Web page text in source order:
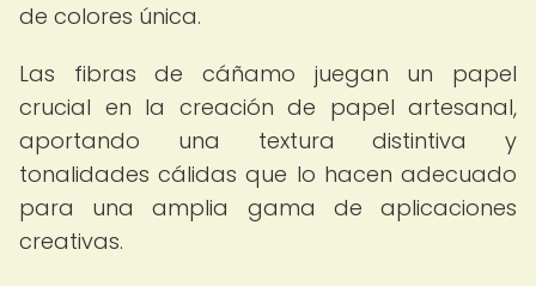
de colores única.
Las fibras de cáñamo juegan un papel
crucial en la creación de papel artesanal,
aportando una textura distintiva y
tonalidades cálidas que lo hacen adecuado
para una amplia gama de aplicaciones
creativas.